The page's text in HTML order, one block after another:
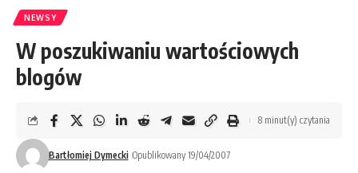
NEWSY
W poszukiwaniu wartościowych
blogów
Bartłomiej Dymecki Opublikowany 19/04/2007
8 minut(y) czytania